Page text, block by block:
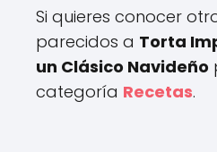
Si quieres conocer
parecidos a Torta
un Clásico Navideño
categoría Recetas.